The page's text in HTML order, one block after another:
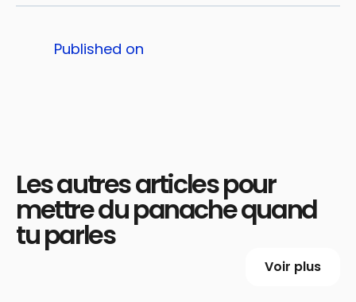
Published on
Les autres articles pour
mettre du panache quand
tu parles
Voir plus